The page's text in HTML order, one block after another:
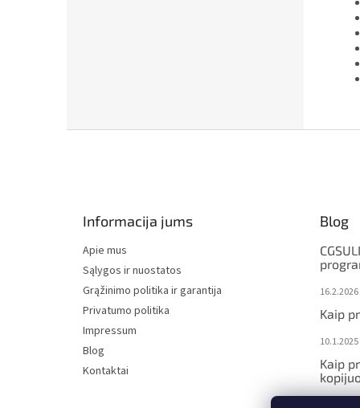
Informacija jums
Apie mus
Sąlygos ir nuostatos
Grąžinimo politika ir garantija
Privatumo politika
Impressum
Blog
Kontaktai
Blog
16.2.2026
Kaip
10.1.2025
Kaip